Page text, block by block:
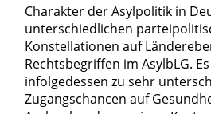
Charakter der Asylpolitik in
unterschiedlichen
Konstellationen auf
Rechtsbegriffen im AsylbLG.
infolgedessen zu sehr
Zugangschancen auf